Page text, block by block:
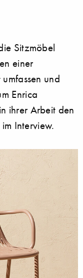
Sitzmöbel
einer
und
Enrica
ihrer Arbeit den
Interview.